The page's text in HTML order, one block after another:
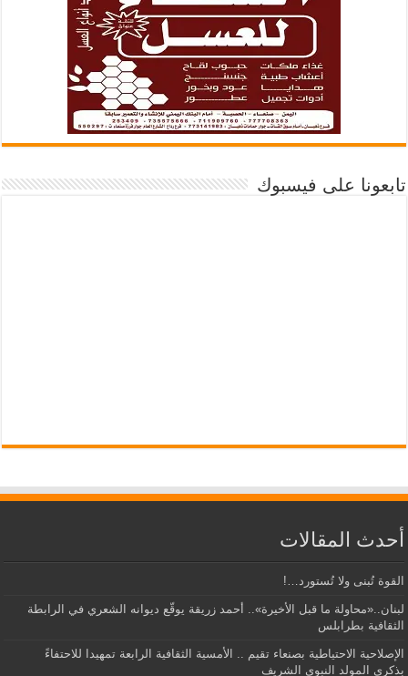
تابعونا على فيسبوك
أحدث المقالات
القوة تُبنى ولا تُستورد…!
لبنان..«محاولة ما قبل الأخيرة».. أحمد زريقة يوقّع ديوانه الشعري في الرابطة
الثقافية بطرابلس
الإصلاحية الاحتياطية بصنعاء تقيم .. الأمسية الثقافية الرابعة تمهيدا للاحتفاءً
بذكرى المولد النبوي الشريف